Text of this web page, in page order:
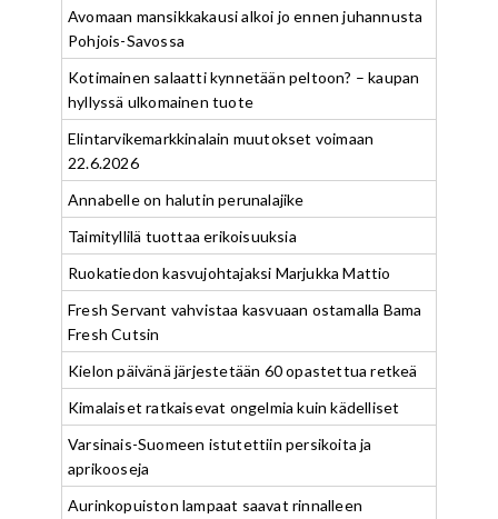
Avomaan mansikkakausi alkoi jo ennen juhannusta
Pohjois-Savossa
Kotimainen salaatti kynnetään peltoon? – kaupan
hyllyssä ulkomainen tuote
Elintarvikemarkkinalain muutokset voimaan
22.6.2026
Annabelle on halutin perunalajike
Taimityllilä tuottaa erikoisuuksia
Ruokatiedon kasvujohtajaksi Marjukka Mattio
Fresh Servant vahvistaa kasvuaan ostamalla Bama
Fresh Cutsin
Kielon päivänä järjestetään 60 opastettua retkeä
Kimalaiset ratkaisevat ongelmia kuin kädelliset
Varsinais-Suomeen istutettiin persikoita ja
aprikooseja
Aurinkopuiston lampaat saavat rinnalleen